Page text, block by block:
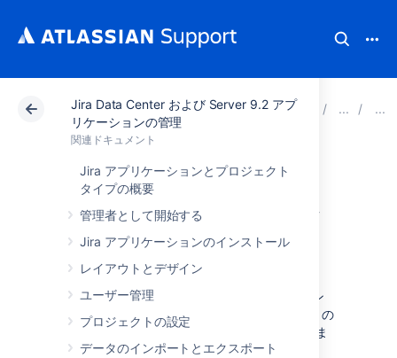
Jira Data Center および Server 9.2 アプ
リケーションの管理
関連ドキュメント
Jira アプリケーションとプロジェクト
タイプの概要
管理者として開始する
Jira アプリケーションのインストール
レイアウトとデザイン
ユーザー管理
プロジェクトの設定
データのインポートとエクスポート
アトラシアン サポート 関連ドキュメント Jira Data
Tableau で DevOps
ダッシュボードを
デプロイする
データ パイプライン
によって、Jira インスタン
スからデータをエクスポートして、お気に入りの
ビジネス インテリジェンス ツールで分析できま
す。